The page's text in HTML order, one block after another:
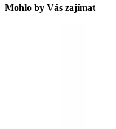
Mohlo by Vás zajímat